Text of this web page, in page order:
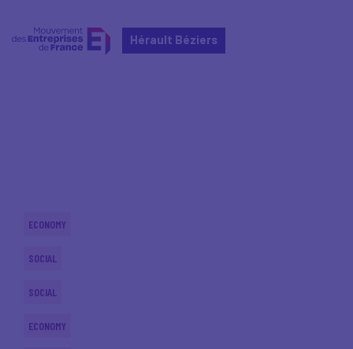
Hérault Béziers
ECONOMY
SOCIAL
SOCIAL
ECONOMY